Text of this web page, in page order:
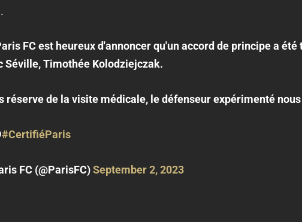
FC est heureux d'annoncer qu'un accord de principe a
Séville, Timothée Kolodziejczak.
réserve de la visite médicale, le défenseur expérimenté
#CertifiéParis
FC (@ParisFC)September 2, 2023